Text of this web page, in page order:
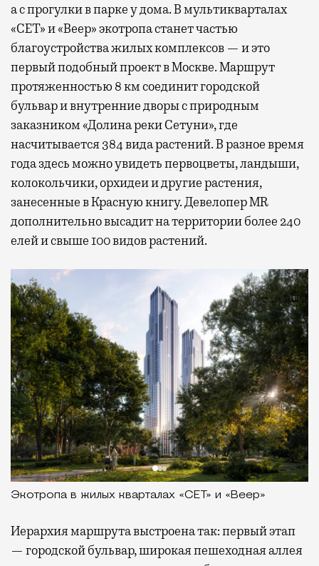
а с прогулки в парке у дома. В мультикварталах
«СЕТ» и «Веер» экотропа станет частью
благоустройства жилых комплексов — и это
первый подобный проект в Москве. Маршрут
протяженностью 8 км соединит городской
бульвар и внутренние дворы с природным
заказником «Долина реки Сетуни», где
насчитывается 384 вида растений. В разное время
года здесь можно увидеть первоцветы, ландыши,
колокольчики, орхидеи и другие растения,
занесенные в Красную книгу. Девелопер MR
дополнительно высадит на территории более 240
елей и свыше 100 видов растений.
Экотропа в жилых кварталах «СЕТ» и «Веер»
Иерархия маршрута выстроена так: первый этап
— городской бульвар, широкая пешеходная аллея